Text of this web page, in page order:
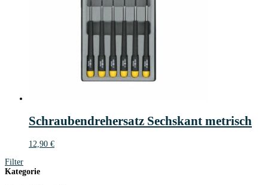
Schraubendrehersatz Sechskant metrisch
12,90 €
Filter
Kategorie